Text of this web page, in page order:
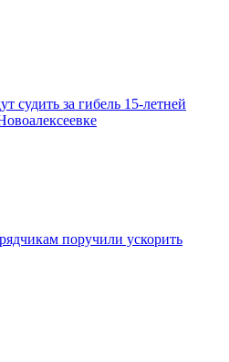
судить за гибель 15-летней
поручили ускорить